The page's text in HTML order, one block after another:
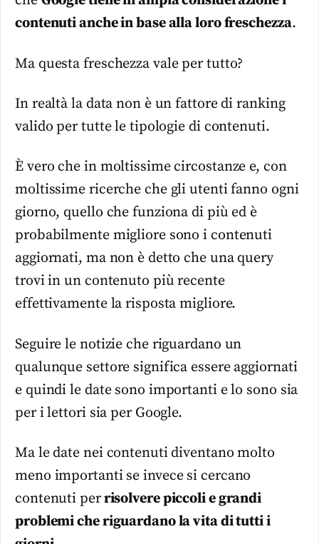
contenuti anche in base alla loro freschezza.
Ma questa freschezza vale per tutto?
In realtà la data non è un fattore di ranking
valido per tutte le tipologie di contenuti.
È vero che in moltissime circostanze e, con
moltissime ricerche che gli utenti fanno ogni
giorno, quello che funziona di più ed è
probabilmente migliore sono i contenuti
aggiornati, ma non è detto che una query
trovi in un contenuto più recente
effettivamente la risposta migliore.
Seguire le notizie che riguardano un
qualunque settore significa essere aggiornati
e quindi le date sono importanti e lo sono sia
per i lettori sia per Google.
Ma le date nei contenuti diventano molto
meno importanti se invece si cercano
contenuti perrisolvere piccoli e grandi
problemi che riguardano la vita di tutti i